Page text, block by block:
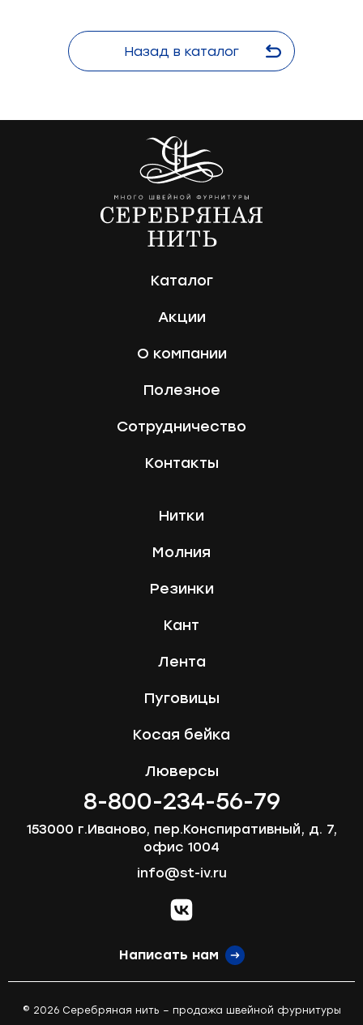
Назад в каталог
Каталог
Акции
О компании
Полезное
Сотрудничество
Контакты
Нитки
Молния
Резинки
Кант
Лента
Пуговицы
Косая бейка
Люверсы
8-800-234-56-79
153000 г.Иваново, пер.Конспиративный, д. 7,
офис 1004
info@st-iv.ru
vk.com
Написать нам
© 2026 Серебряная нить – продажа швейной фурнитуры